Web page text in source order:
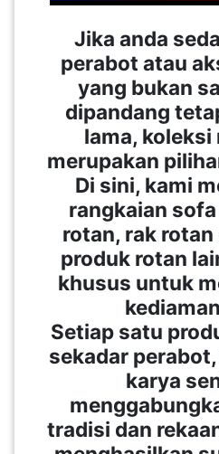
Jika anda
perabot atau
yang bukan
dipandang
lama, koleksi
merupakan
Di sini, kami
rangkaian
rotan, rak rotan
produk rotan
khusus untuk
Setiap satu
sekadar
karya
tradisi dan
SELANGOR(37)
PAHANG(13)
KELANTAN(22)
PERAK(41)
NEGERI
SEMBILAN(10)
KEDAH(13)
TERENGGANU(12)